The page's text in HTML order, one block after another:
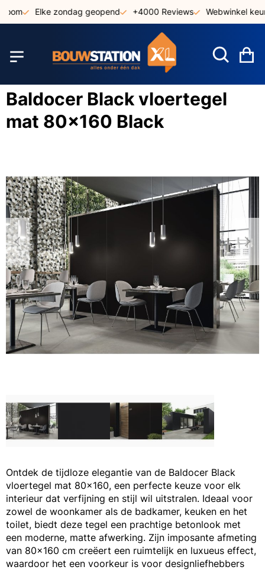
naar
Elke zondag geopend +4000 Reviews Webwinkel
Baldocer Black vloertegel
mat 80x160 Black
Ontdek de tijdloze elegantie van de Baldocer Black
vloertegel mat 80x160, een perfecte keuze voor elk
interieur dat verfijning en stijl wil uitstralen. Ideaal voor
zowel de woonkamer als de badkamer, keuken en het
toilet, biedt deze tegel een prachtige betonlook met
een moderne, matte afwerking. Zijn imposante afmeting
van 80x160 cm creëert een ruimtelijk en luxueus effect,
waardoor het een voorkeur is voor designliefhebbers